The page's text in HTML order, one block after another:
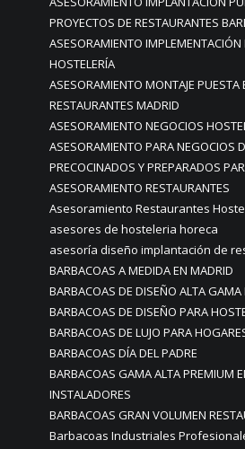
PROYECTOS DE RESTAURANTES
ASESORAMIENTO IMPLEMENTACIÓN
HOSTELERÍA
ASESORAMIENTO MONTAJE PUESTA
RESTAURANTES MADRID
ASESORAMIENTO NEGOCIOS
ASESORAMIENTO PARA NEGOCIOS
PRECOCINADOS Y PREPARADOS
ASESORAMIENTO RESTAURANTES
Asesoramiento Restaurantes
asesores de hosteleria horeca
asesoría diseño implantación de
BARBACOAS A MEDIDA EN MADRID
BARBACOAS DE DISEÑO ALTA
BARBACOAS DE DISEÑO PARA
BARBACOAS DE LUJO PARA
BARBACOAS DÍA DEL PADRE
BARBACOAS GAMA ALTA PREMIUM
INSTALADORES
BARBACOAS GRAN VOLUMEN
Barbacoas Industriales